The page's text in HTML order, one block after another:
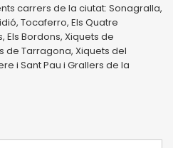
carrers de la ciutat: Sonagralla,
Tocaferro, Els Quatre
Els Bordons, Xiquets de
de Tarragona, Xiquets del
i Sant Pau i Grallers de la